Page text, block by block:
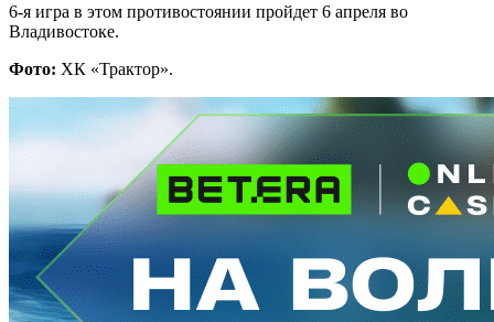
6-я игра в этом противостоянии пройдет 6 апреля во
Владивостоке.
Фото: ХК «Трактор».